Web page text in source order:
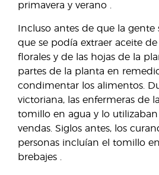
primavera y verano .
Incluso antes de que la
que se podía extraer aceite
florales y de las hojas de la
partes de la planta en
condimentar los alimentos.
victoriana, las enfermeras de
tomillo en agua y lo
vendas. Siglos antes, los
personas incluían el tomillo
brebajes .